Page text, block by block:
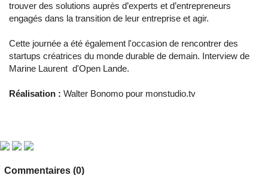
trouver des solutions auprès d’experts et d’entrepreneurs
engagés dans la transition de leur entreprise et agir.
Cette journée a été également l'occasion de rencontrer des
startups créatrices du monde durable de demain. Interview de
Marine Laurent d'Open Lande.
Réalisation : Walter Bonomo pour monstudio.tv
Commentaires (0)